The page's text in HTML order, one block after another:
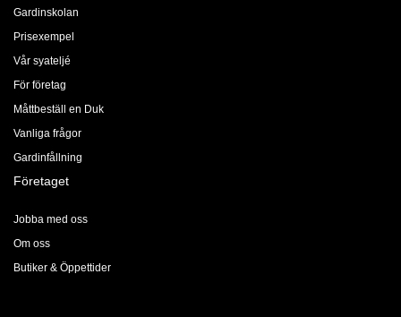
Gardinskolan
Prisexempel
Vår syateljé
För företag
Måttbeställ en Duk
Vanliga frågor
Gardinfållning
Företaget
Jobba med oss
Om oss
Butiker & Öppettider